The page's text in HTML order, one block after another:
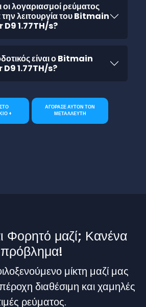
οι λογαριασμοί ρεύματος
λειτουργία του Bitmain
1.77TH/s?
είναι ο Bitmain
1.77TH/s?
+
ΑΓΟΡΑΣΕ ΑΥΤΟΝ ΤΟΝ
ΜΕΤΑΛΛΕΥΤΗ
Φορητό μαζί; Κανένα
πρόβλημα!
μίκτη μαζί μας
διαθέσιμη και χαμηλές
ρεύματος.